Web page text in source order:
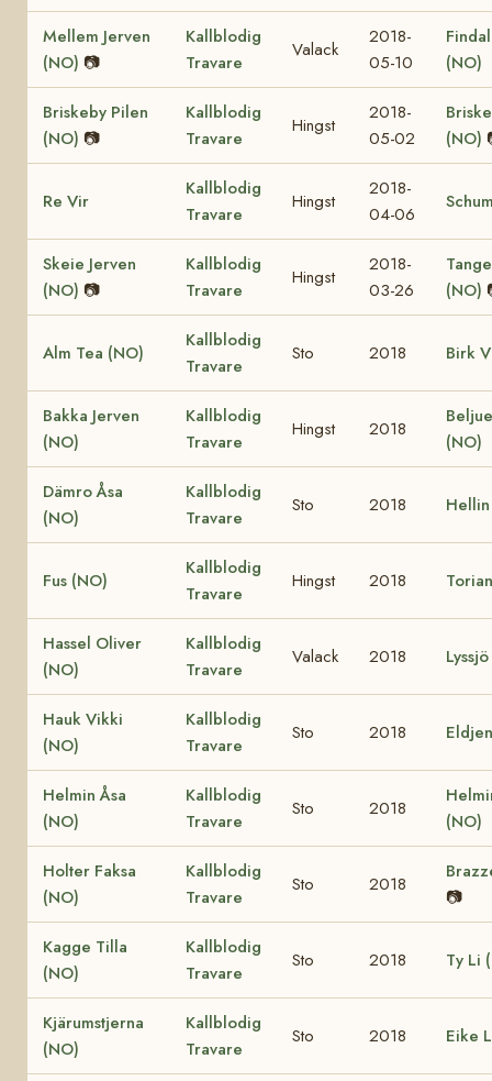
Mellem Jerven
(NO) 📷
Kallblodig
Travare
Valack
2018-
05-10
(NO)
Briskeby Pilen
(NO) 📷
Kallblodig
Travare
Hingst
2018-
05-02
(NO)
Re Vir
Kallblodig
Travare
Hingst
2018-
04-06
Skeie Jerven
(NO) 📷
Kallblodig
Travare
Hingst
2018-
03-26
(NO)
Alm Tea (NO)
Kallblodig
Travare
Sto 2018 Birk
Bakka Jerven
(NO)
Kallblodig
Travare
Hingst 2018
(NO)
Dämro Åsa
(NO)
Kallblodig
Travare
Sto 2018
Fus (NO)
Kallblodig
Travare
Hingst 2018
Hassel Oliver
(NO)
Kallblodig
Travare
Valack 2018
Hauk Vikki
(NO)
Kallblodig
Travare
Sto 2018
Helmin Åsa
(NO)
Kallblodig
Travare
Sto 2018
(NO)
Holter Faksa
(NO)
Kallblodig
Travare
Sto 2018
📷
Kagge Tilla
(NO)
Kallblodig
Travare
Sto 2018 Ty Li
Kjärumstjerna
(NO)
Kallblodig
Travare
Sto 2018 Eike